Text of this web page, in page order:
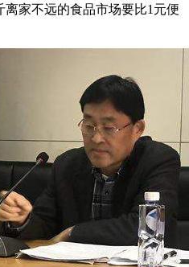
家不远的食品市场要比1元便